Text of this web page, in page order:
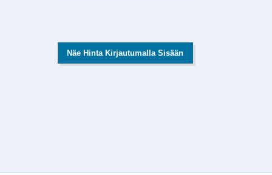
Näe Hinta Kirjautumalla Sisään